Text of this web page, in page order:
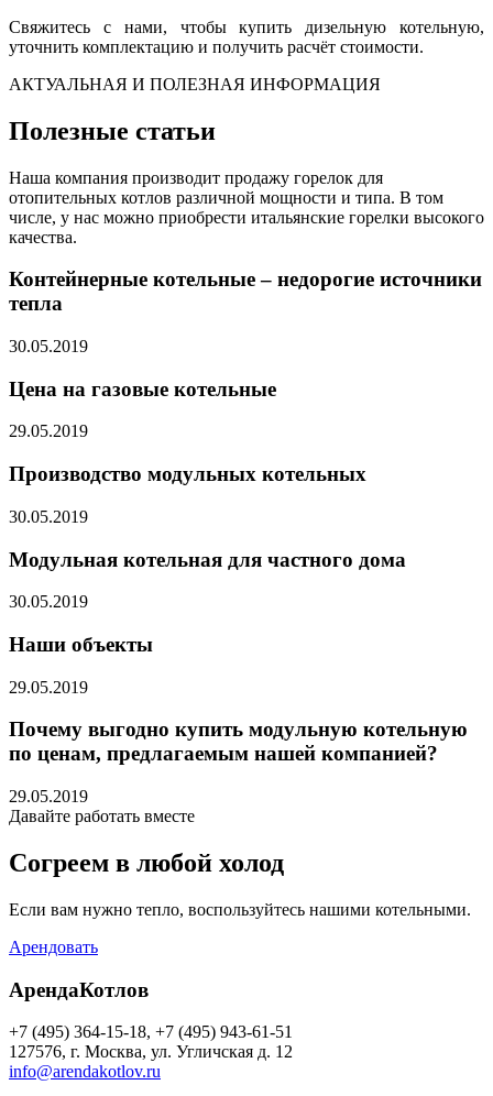
Свяжитесь с нами, чтобы купить дизельную котельную,
уточнить комплектацию и получить расчёт стоимости.
АКТУАЛЬНАЯ И ПОЛЕЗНАЯ ИНФОРМАЦИЯ
Полезные статьи
Наша компания производит продажу горелок для
отопительных котлов различной мощности и типа. В том
числе, у нас можно приобрести итальянские горелки высокого
качества.
Контейнерные котельные – недорогие источники
тепла
30.05.2019
Цена на газовые котельные
29.05.2019
Производство модульных котельных
30.05.2019
Модульная котельная для частного дома
30.05.2019
Наши объекты
29.05.2019
Почему выгодно купить модульную котельную
по ценам, предлагаемым нашей компанией?
29.05.2019
Давайте работать вместе
Согреем в любой холод
Если вам нужно тепло, воспользуйтесь нашими котельными.
Арендовать
АрендаКотлов
+7 (495) 364-15-18, +7 (495) 943-61-51
127576, г. Москва, ул. Угличская д. 12
info@arendakotlov.ru